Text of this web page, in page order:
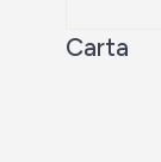
Carta